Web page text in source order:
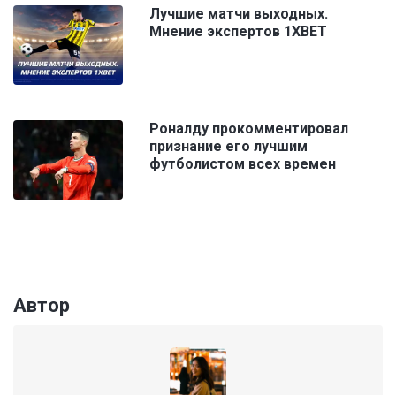
Лучшие матчи выходных.
Мнение экспертов 1XBET
Роналду прокомментировал
признание его лучшим
футболистом всех времен
Автор